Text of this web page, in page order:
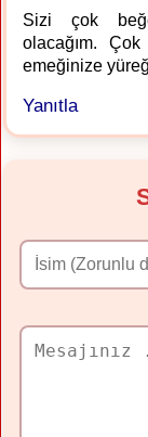
Sizi çok
olacağım.
emeğinize
Yanıtla